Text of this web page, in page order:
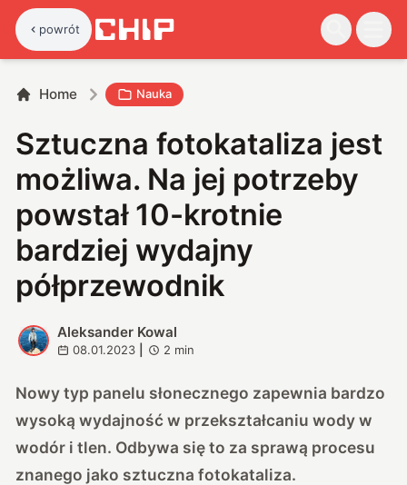
powrót
Home Nauka
Sztuczna fotokataliza jest
możliwa. Na jej potrzeby
powstał 10-krotnie
bardziej wydajny
półprzewodnik
A
Aleksander Kowal
08.01.2023 2 min
Nowy typ panelu słonecznego zapewnia bardzo
wysoką wydajność w przekształcaniu wody w
wodór i tlen. Odbywa się to za sprawą procesu
znanego jako sztuczna fotokataliza.